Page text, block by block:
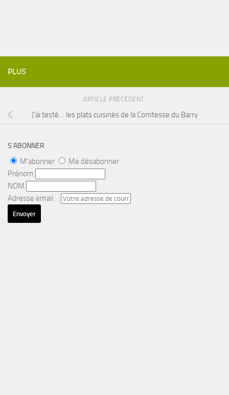
PLUS
ARTICLE PRÉCÉDENT
J’ai testé… les plats cuisinés de la Comtesse du Barry
S’ABONNER
M'abonner
Me désabonner
Prénom
NOM
Adresse email : :